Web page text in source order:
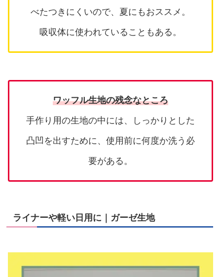
べたつきにくいので、夏にもおススメ。
吸収体に使われていることもある。
ワッフル生地の残念なところ
手作り用の生地の中には、しっかりとした
凸凹を出すために、使用前に何度か洗う必
要がある。
ライナーや軽い日用に｜ガーゼ生地